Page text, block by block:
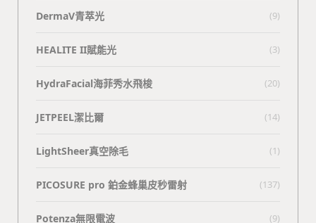
DermaV青萃光 (9)
HEALITE II賦能光 (3)
HydraFacial海菲秀水飛梭 (20)
JETPEEL潔比爾 (14)
LightSheer真空除毛 (1)
PICOSURE pro 鉑金蜂巢皮秒雷射 (137)
Potenza無限電波 (9)